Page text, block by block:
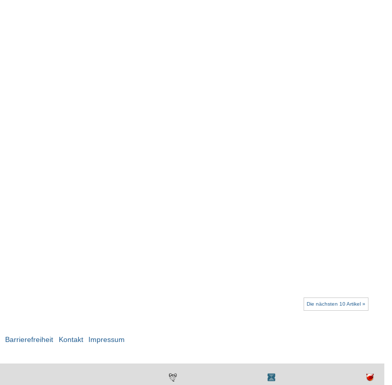
Die nächsten 10 Artikel »
Barrierefreiheit Kontakt Impressum